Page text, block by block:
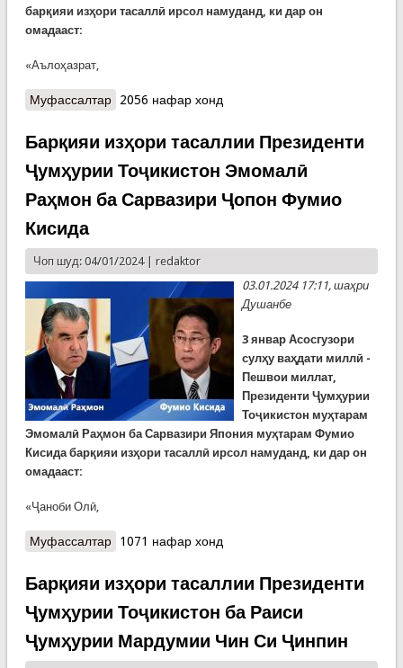
барқияи изҳори тасаллӣ ирсол намуданд, ки дар он
омадааст:
«Аълоҳазрат,
Муфассалтаро Барқияи изҳори тасаллии Президенти
Императори Ҷопон Нарухито
2056 нафар хонд
Барқияи изҳори тасаллии Президенти
Ҷумҳурии Тоҷикистон Эмомалӣ
Раҳмон ба Сарвазири Ҷопон Фумио
Кисида
Чоп шуд: 04/01/2024 | redaktor
03.01.2024 17:11, шаҳри
Душанбе
3 январ Асосгузори
сулҳу ваҳдати миллӣ -
Пешвои миллат,
Президенти Ҷумҳурии
Тоҷикистон муҳтарам
Эмомалӣ Раҳмон ба Сарвазири Япония муҳтарам Фумио
Кисида барқияи изҳори тасаллӣ ирсол намуданд, ки дар он
омадааст:
«Ҷаноби Олӣ,
Муфассалтаро Барқияи изҳори тасаллии Президенти
Сарвазири Ҷопон Фумио Кисида
1071 нафар хонд
Барқияи изҳори тасаллии Президенти
Ҷумҳурии Тоҷикистон ба Раиси
Ҷумҳурии Мардумии Чин Си Ҷинпин